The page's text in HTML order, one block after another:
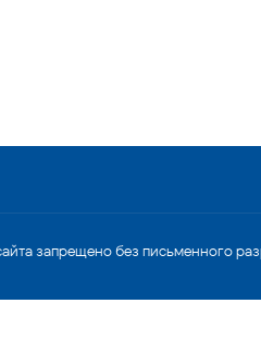
запрещено без письменного